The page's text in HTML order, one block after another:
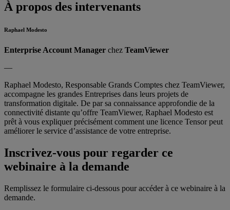
À propos des intervenants
Raphael Modesto
Enterprise Account Manager chez TeamViewer
—
Raphael Modesto, Responsable Grands Comptes chez TeamViewer,
accompagne les grandes Entreprises dans leurs projets de
transformation digitale. De par sa connaissance approfondie de la
connectivité distante qu’offre TeamViewer, Raphael Modesto est
prêt à vous expliquer précisément comment une licence Tensor peut
améliorer le service d’assistance de votre entreprise.
Inscrivez-vous pour regarder ce
webinaire à la demande
Remplissez le formulaire ci-dessous pour accéder à ce webinaire à la
demande.